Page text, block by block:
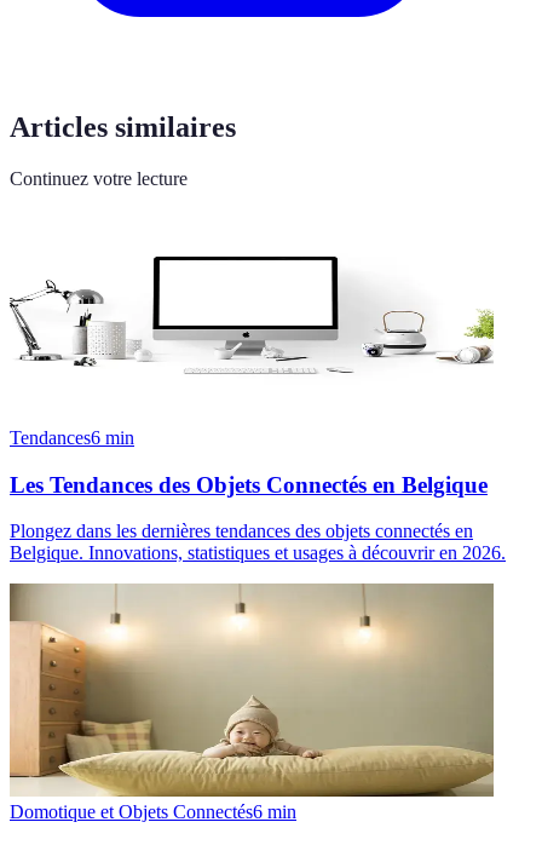
Articles similaires
Continuez votre lecture
Tendances6 min
Les Tendances des Objets Connectés en Belgique
Plongez dans les dernières tendances des objets connectés en
Belgique. Innovations, statistiques et usages à découvrir en 2026.
Domotique et Objets Connectés6 min